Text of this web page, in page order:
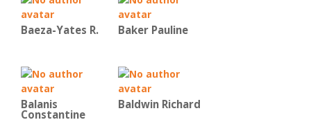
Baeza-Yates R. Baker Pauline
Balanis
Constantine
Baldwin Richard